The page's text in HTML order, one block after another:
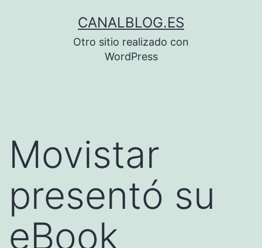
CANALBLOG.ES
Otro sitio realizado con
WordPress
Movistar
presentó su
eBook